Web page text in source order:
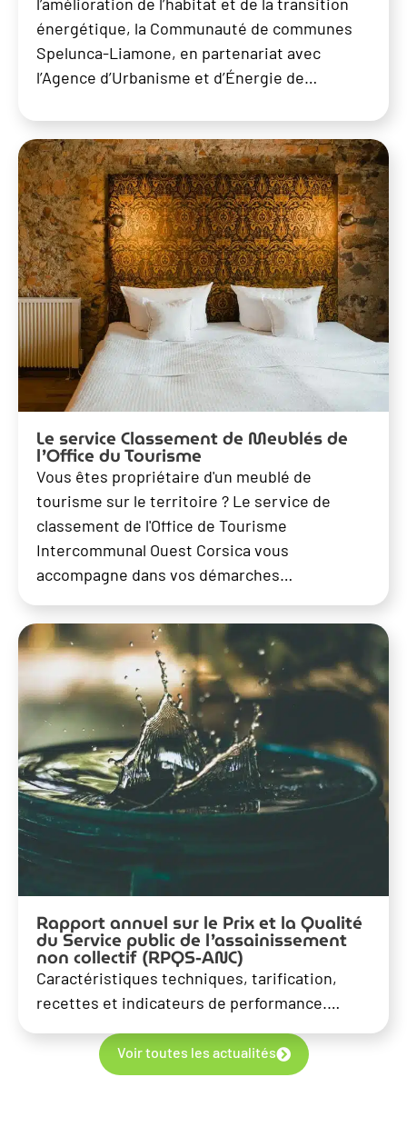
Voir toutes les actualités
énergétique, la Communauté de communes
Spelunca-Liamone, en partenariat avec
l’Agence d’Urbanisme et d’Énergie de…
Le service Classement de Meublés de
l’Office du Tourisme
Vous êtes propriétaire d'un meublé de
tourisme sur le territoire ? Le service de
classement de l'Office de Tourisme
Intercommunal Ouest Corsica vous
accompagne dans vos démarches…
Rapport annuel sur le Prix et la Qualité
du Service public de l’assainissement
non collectif (RPQS-ANC)
Caractéristiques techniques, tarification,
recettes et indicateurs de performance.…